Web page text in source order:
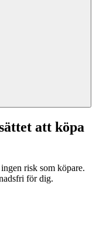
att köpa
risk som köpare.
för dig.